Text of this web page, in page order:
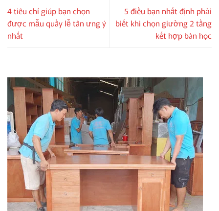
4 tiêu chí giúp bạn chọn
được mẫu quầy lễ tân ưng ý
nhất
5 điều bạn nhất định phải
biết khi chọn giường 2 tầng
kết hợp bàn học